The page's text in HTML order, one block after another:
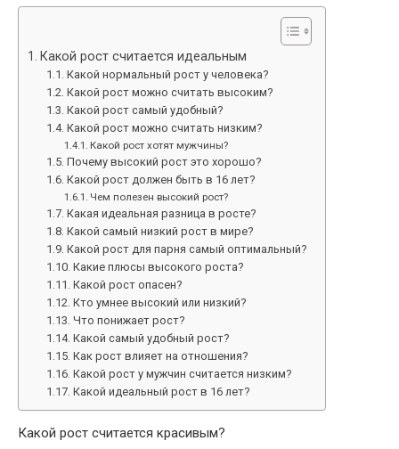
Какой рост считается идеальным
Какой нормальный рост у человека?
Какой рост можно считать высоким?
Какой рост самый удобный?
Какой рост можно считать низким?
Какой рост хотят мужчины?
Почему высокий рост это хорошо?
Какой рост должен быть в 16 лет?
Чем полезен высокий рост?
Какая идеальная разница в росте?
Какой самый низкий рост в мире?
Какой рост для парня самый оптимальный?
Какие плюсы высокого роста?
Какой рост опасен?
Кто умнее высокий или низкий?
Что понижает рост?
Какой самый удобный рост?
Как рост влияет на отношения?
Какой рост у мужчин считается низким?
Какой идеальный рост в 16 лет?
Какой рост считается красивым?